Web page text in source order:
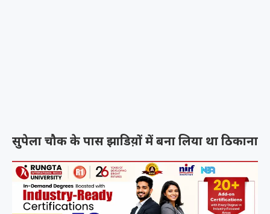
सुपेला चौक के पास झाडिय़ों में बना लिया था ठिकाना